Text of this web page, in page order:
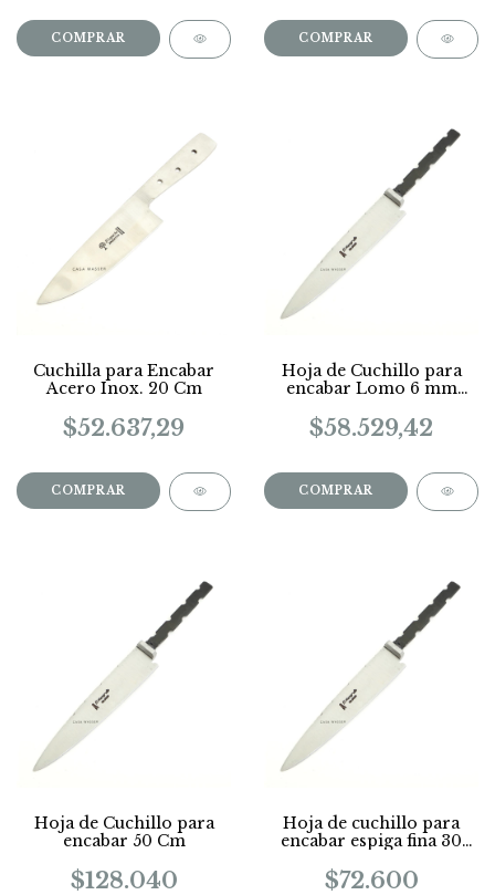
Cuchilla para Encabar
Acero Inox. 20 Cm
$52.637,29
Hoja de Cuchillo para
encabar Lomo 6 mm
$58.529,42
Hoja de Cuchillo para
encabar 50 Cm
$128.040
Hoja de cuchillo para
encabar espiga fina 30
$72.600